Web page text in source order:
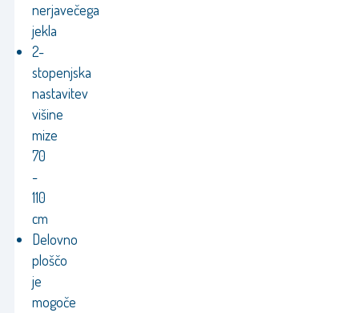
nerjavečega
jekla
2-
stopenjska
nastavitev
višine
mize
70
-
110
cm
Delovno
ploščo
je
mogoče